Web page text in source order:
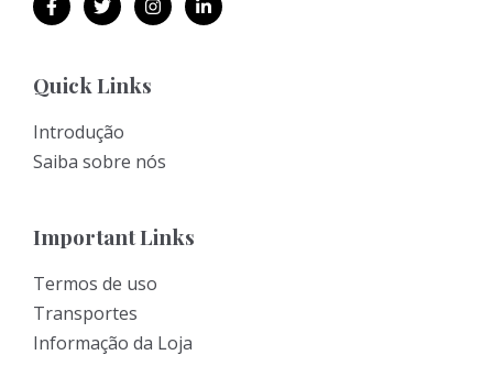
Quick Links
Introdução
Saiba sobre nós
Important Links
Termos de uso
Transportes
Informação da Loja